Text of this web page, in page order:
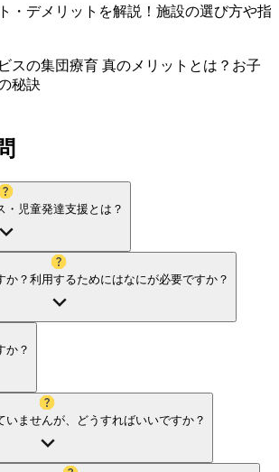
・デメリットを解説！施設の選び方や指
スの集団療育 真のメリットとは？お子
秘訣
・児童発達支援とは？
か？利用するためにはなにが必要ですか？
か？
いませんが、どうすればいいですか？